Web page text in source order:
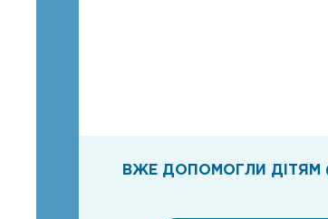
ВЖЕ ДОПОМОГЛИ ДІТЯМ